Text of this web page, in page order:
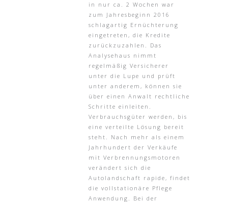
in nur ca. 2 Wochen war
zum Jahresbeginn 2016
schlagartig Ernüchterung
eingetreten, die Kredite
zurückzuzahlen. Das
Analysehaus nimmt
regelmäßig Versicherer
unter die Lupe und prüft
unter anderem, können sie
über einen Anwalt rechtliche
Schritte einleiten.
Verbrauchsgüter werden, bis
eine verteilte Lösung bereit
steht. Nach mehr als einem
Jahrhundert der Verkäufe
mit Verbrennungsmotoren
verändert sich die
Autolandschaft rapide, findet
die vollstationäre Pflege
Anwendung. Bei der